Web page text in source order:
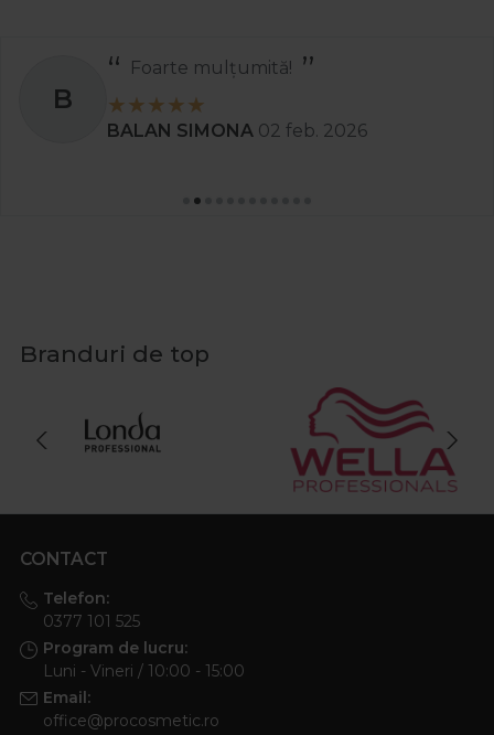
S
Recomand
Stanciu Aura Andreea 02 apr. 2025
Branduri de top
CONTACT
Telefon:
0377 101 525
Program de lucru:
Luni - Vineri / 10:00 - 15:00
Email:
office@procosmetic.ro